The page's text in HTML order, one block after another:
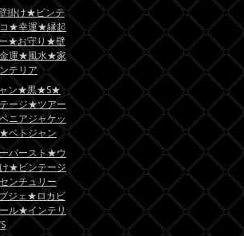
掛け★ビンテ
★幸運★縁起
★お守り★壁
運★風水★家
テリア
ャン★黒★S★
ージ★ツアー
ニアジャケッ
ベトジャン
バースト★ウ
★ビンテージ
ンチュリー
ジェ★ロカビ
ル★インテリ